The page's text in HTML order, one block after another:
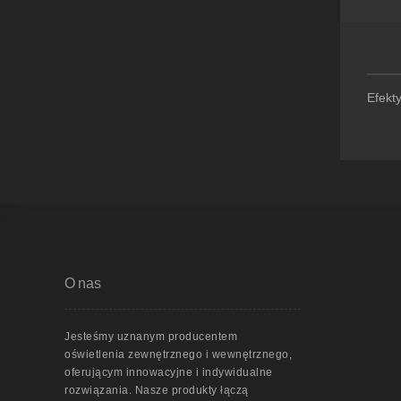
O nas
Jesteśmy uznanym producentem
oświetlenia zewnętrznego i wewnętrznego,
oferującym innowacyjne i indywidualne
rozwiązania. Nasze produkty łączą